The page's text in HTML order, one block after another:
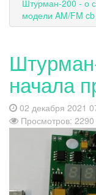
Штурман-200 - о
модели AM/FM
начала
02 декабря 2021
Просмотров: 2290